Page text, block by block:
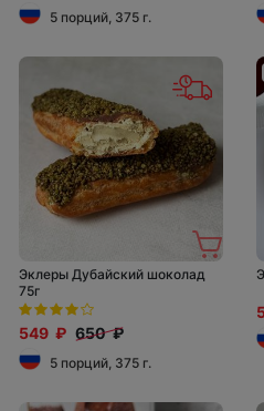
5 порций, 375 г.
Эклеры Дубайский шоколад
75г
549 ₽ 650 ₽
5 порций, 375 г.